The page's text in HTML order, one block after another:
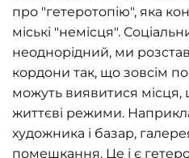
про "гетеротопію", яка
міські "немісця".
неоднорідний, ми
кордони так, що зовсім
можуть виявитися місця,
життєві режими.
художника і базар,
помешкання. Це і є